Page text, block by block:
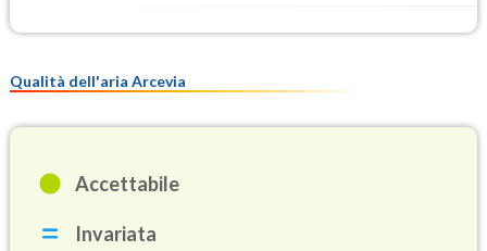
Qualità dell'aria Arcevia
Accettabile
Invariata